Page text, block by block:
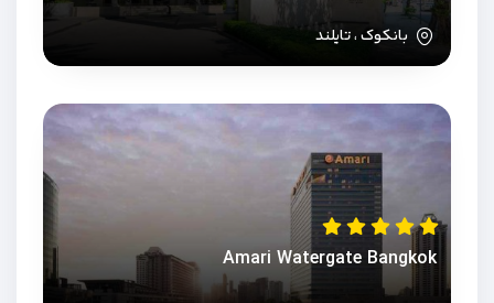
بانکوک ، تایلند
Amari Watergate Bangkok